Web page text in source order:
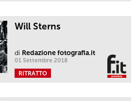
Will Sterns
di Redazione fotografia.it
01 Settembre 2018
RITRATTO